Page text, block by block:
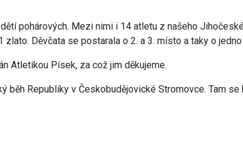
pohárových. Mezi nimi i 14 atletu z našeho
Děvčata se postarala o 2. a 3. místo a taky o
Atletikou Písek, za což jim děkujeme.
běh Republiky v Českobudějovické Stromovce. Tam